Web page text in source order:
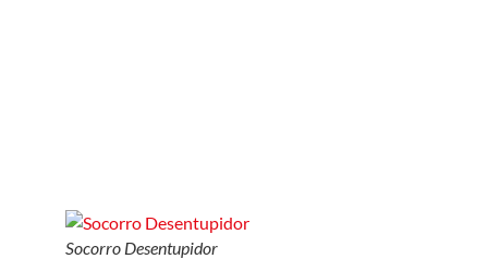
Socorro Desentupidor